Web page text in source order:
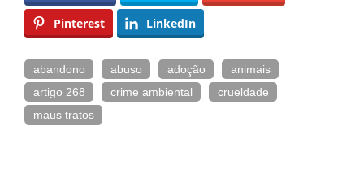
Pinterest LinkedIn
abandono abuso adoção
animais
artigo 268
crime ambiental
crueldade
maus tratos